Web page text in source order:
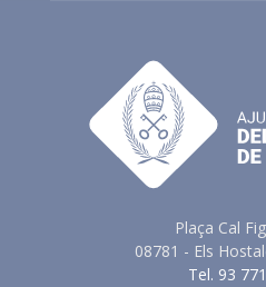
Plaça Cal
08781 - Els
Tel. 93